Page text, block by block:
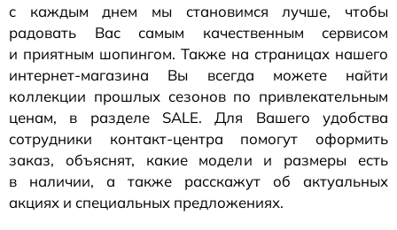
с каждым днем мы становимся лучше, чтобы
радовать Вас самым качественным сервисом
и приятным шопингом. Также на страницах нашего
интернет-магазина Вы всегда можете найти
коллекции прошлых сезонов по привлекательным
ценам, в разделе SALE. Для Вашего удобства
сотрудники контакт-центра помогут оформить
заказ, объяснят, какие модели и размеры есть
в наличии, а также расскажут об актуальных
акциях и специальных предложениях.